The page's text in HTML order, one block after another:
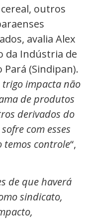
outros
avalia Alex
da Indústria de
Pará (Sindipan).
trigo impacta não
de produtos
derivados do
com esses
temos controle“,
de que haverá
sindicato,